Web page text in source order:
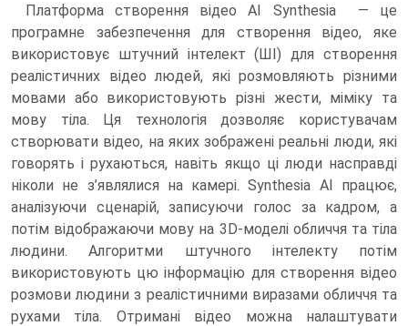
Платформа створення відео AI Synthesia — це
програмне забезпечення для створення відео, яке
використовує штучний інтелект (ШІ) для створення
реалістичних відео людей, які розмовляють різними
мовами або використовують різні жести, міміку та
мову тіла. Ця технологія дозволяє користувачам
створювати відео, на яких зображені реальні люди, які
говорять і рухаються, навіть якщо ці люди насправді
ніколи не з’являлися на камері. Synthesia AI працює,
аналізуючи сценарій, записуючи голос за кадром, а
потім відображаючи мову на 3D-моделі обличчя та тіла
людини. Алгоритми штучного інтелекту потім
використовують цю інформацію для створення відео
розмови людини з реалістичними виразами обличчя та
рухами тіла. Отримані відео можна налаштувати